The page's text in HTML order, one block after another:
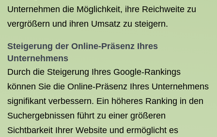
Unternehmen die Möglichkeit, ihre Reichweite zu
vergrößern und ihren Umsatz zu steigern.
Steigerung der Online-Präsenz Ihres
Unternehmens
Durch die Steigerung Ihres Google-Rankings
können Sie die Online-Präsenz Ihres Unternehmens
signifikant verbessern. Ein höheres Ranking in den
Suchergebnissen führt zu einer größeren
Sichtbarkeit Ihrer Website und ermöglicht es